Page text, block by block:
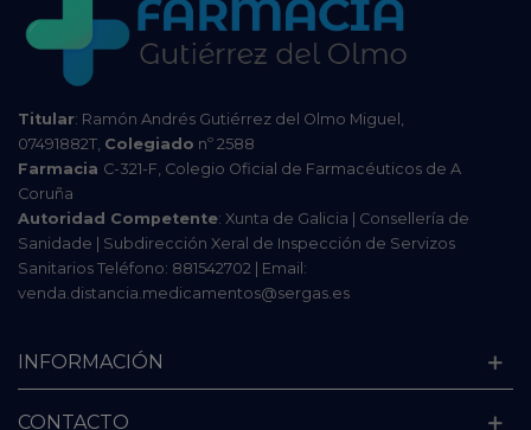
Titular: Ramón Andrés Gutiérrez del Olmo Miguel,
07491882T, Colegiado nº 2588
Farmacia C-321-F, Colegio Oficial de Farmacéuticos de A
Coruña
Autoridad Competente: Xunta de Galicia | Consellería de
Sanidade | Subdirección Xeral de Inspección de Servizos
Sanitarios Teléfono: 881542702 | Email:
venda.distancia.medicamentos@sergas.es
INFORMACIÓN
CONTACTO